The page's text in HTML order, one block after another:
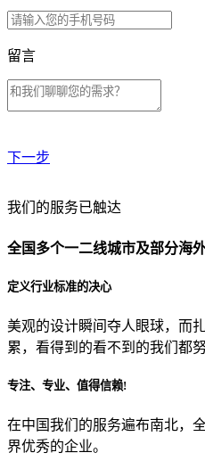
留言
下一步
贵公司预算范围是？
贵公司的团队规模是？
目前主要的营销渠道是？
我们的服务已触达
全国多个一二线城市及部分海
定义行业标准的决心
美观的设计瞬间夺人眼球，而
累，看得到的看不到的我们都
专注、专业、值得信赖!
在中国我们的服务遍布南北，
界优秀的企业。